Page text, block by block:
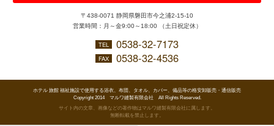
〒438-0071 静岡県磐田市今之浦2-15-10
営業時間：月～金9:00～18:00 （土日祝定休）
TEL 0538-32-7173
FAX 0538-32-4536
ホテル 旅館 福祉施設で使用する浴衣、布団、タオル、カバー、備品等の格安卸販売・通信販売
Copyright 2014 マルワ縫製有限会社 All Rights Reserved.
サイト内の文章、画像などの著作物はマルワ縫製有限会社に属します。
無断転載を禁止します。